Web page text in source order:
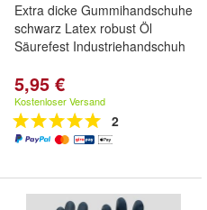
Extra dicke Gummihandschuhe
schwarz Latex robust Öl
Säurefest Industriehandschuh
5,95 €
Kostenloser Versand
2